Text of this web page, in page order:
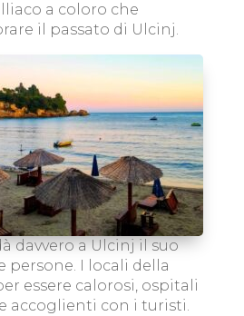
a coloro che
il passato di Ulcinj.
davvero a Ulcinj il suo
persone. I locali della
essere calorosi, ospitali
accoglienti con i turisti.